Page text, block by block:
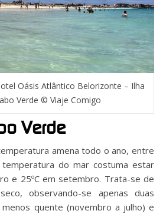
Oásis Atlântico Belorizonte – Ilha
Verde © Viaje Comigo
Verde
amena todo o ano, entre
temperatura do mar costuma estar
e 25ºC em setembro. Trata-se de
observando-se apenas duas
quente (novembro a julho) e